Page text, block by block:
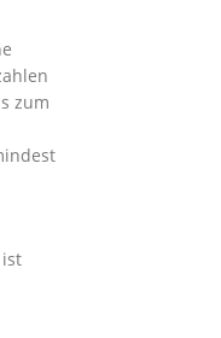
zum